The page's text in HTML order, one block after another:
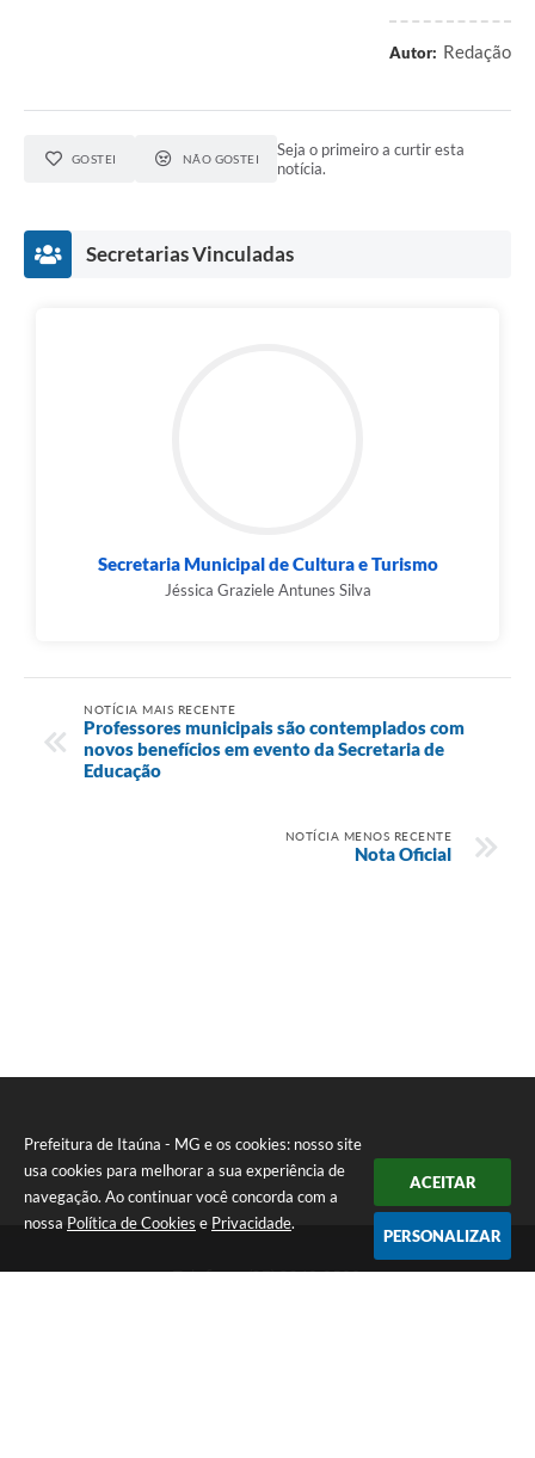
Prefeitura de Itaúna - MG e os cookies: nosso site
usa cookies para melhorar a sua experiência de
navegação. Ao continuar você concorda com a
nossa Política de Cookies e Privacidade.
ACEITAR
PERSONALIZAR
Autor: Redação
GOSTEI NÃO GOSTEI
Seja o primeiro a curtir esta
notícia.
Secretarias Vinculadas
Secretaria Municipal de Cultura e Turismo
Jéssica Graziele Antunes Silva
NOTÍCIA MAIS RECENTE
Professores municipais são contemplados com
novos benefícios em evento da Secretaria de
Educação
NOTÍCIA MENOS RECENTE
Nota Oficial
Telefone: (37) 3249-9500